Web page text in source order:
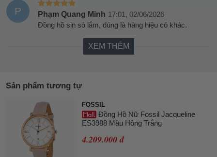
P Phạm Quang Minh 17:01, 02/06/2026
Đồng hồ sịn sò lắm, đúng là hàng hiệu có khác.
XEM THÊM
Sản phẩm tương tự
FOSSIL
Đồng Hồ Nữ Fossil Jacqueline
ES3988 Màu Hồng Trắng
4.209.000 đ